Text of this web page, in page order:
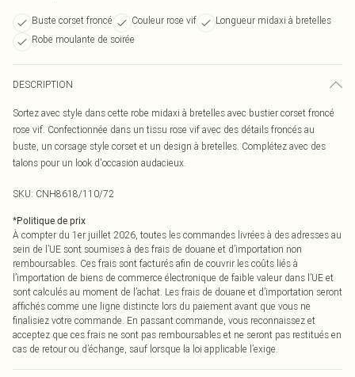
Buste corset froncé Couleur rose vif
Longueur midaxi à bretelles
Robe moulante de soirée
DESCRIPTION
Sortez avec style dans cette robe midaxi à bretelles avec bustier corset froncé
rose vif. Confectionnée dans un tissu rose vif avec des détails froncés au
buste, un corsage style corset et un design à bretelles. Complétez avec des
talons pour un look d'occasion audacieux.
SKU: CNH8618/110/72
*Politique de prix
À compter du 1er juillet 2026, toutes les commandes livrées à des adresses au
sein de l’UE sont soumises à des frais de douane et d’importation non
remboursables. Ces frais sont facturés afin de couvrir les coûts liés à
l’importation de biens de commerce électronique de faible valeur dans l’UE et
sont calculés au moment de l’achat. Les frais de douane et d’importation seront
affichés comme une ligne distincte lors du paiement avant que vous ne
finalisiez votre commande. En passant commande, vous reconnaissez et
acceptez que ces frais ne sont pas remboursables et ne seront pas restitués en
cas de retour ou d’échange, sauf lorsque la loi applicable l’exige.